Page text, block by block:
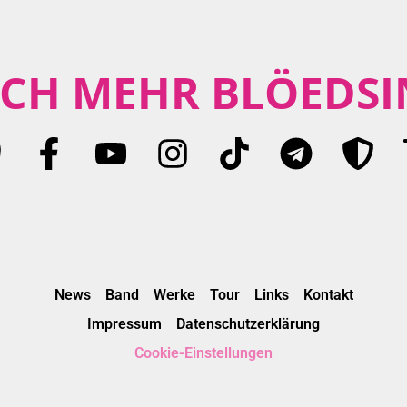
MEHR
News Band Werke Tour Links
Kontakt
Impressum
Datenschutzerklärung
Cookie-Einstellungen